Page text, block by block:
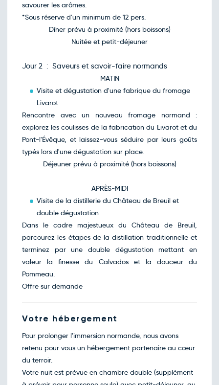
savourer les arômes.
*Sous réserve d'un minimum de 12 pers.
Dîner prévu à proximité (hors boissons)
Nuitée et petit-déjeuner
Jour 2 : Saveurs et savoir-faire normands
MATIN
Visite et dégustation d'une fabrique du fromage
Livarot
Rencontre avec un nouveau fromage normand :
explorez les coulisses de la fabrication du Livarot et du
Pont-l'Évêque, et laissez-vous séduire par leurs goûts
typés lors d'une dégustation sur place.
Déjeuner prévu à proximité (hors boissons)
APRÈS-MIDI
Visite de la distillerie du Château de Breuil et
double dégustation
Dans le cadre majestueux du Château de Breuil,
parcourez les étapes de la distillation traditionnelle et
terminez par une double dégustation mettant en
valeur la finesse du Calvados et la douceur du
Pommeau.
Offre sur demande
Votre hébergement
Pour prolonger l'immersion normande, nous avons
retenu pour vous un hébergement partenaire au cœur
du terroir.
Votre nuit est prévue en chambre double (supplément